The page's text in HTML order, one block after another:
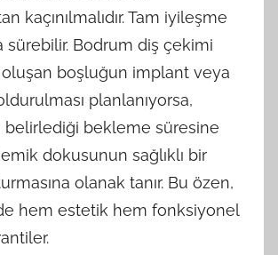
kaçınılmalıdır. Tam iyileşme
sürebilir. Bodrum diş çekimi
oluşan boşluğun implant veya
planlanıyorsa,
belirlediği bekleme süresine
dokusunun sağlıklı bir
olanak tanır. Bu özen,
hem estetik hem fonksiyonel